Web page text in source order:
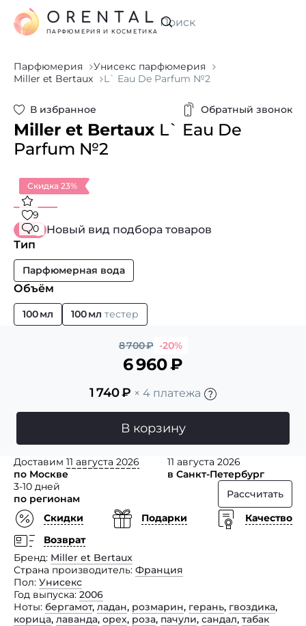
Искать
ORENTAL
ПАРФЮМЕРИЯ И КОСМЕТИКА
Парфюмерия
Унисекс парфюмерия
Miller et Bertaux
L` Eau De Parfum №2
В избранное Обратный звонок
Miller et Bertaux L` Eau De
Parfum №2
Скидка 23%
9
0
Новый вид подбора товаров
Тип
Парфюмерная вода
Объём
100 мл 100 мл тестер
8 700₽ -20%
6 960₽
1 740₽ × 4 платежа
В корзину
Доставим 11 августа 2026
по Москве
11 августа 2026
в Санкт-Петербург
3-10 дней
по регионам
Рассчитать
Скидки
Подарки
Качество
Возврат
Бренд Miller et Bertaux
Страна производитель Франция
Пол Унисекс
Год выпуска 2006
Ноты бергамот, ладан, розмарин, герань, гвоздика,
корица, лаванда, орех, роза, пачули, сандал, табак